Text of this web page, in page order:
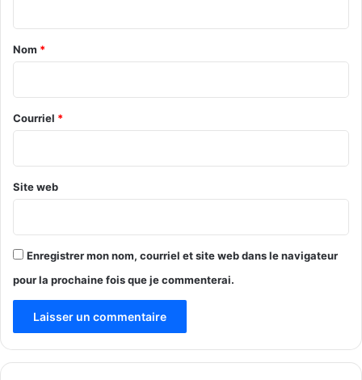
a
r
e
Nom *
Courriel *
Site web
Enregistrer mon nom, courriel et site web dans le navigateur
pour la prochaine fois que je commenterai.